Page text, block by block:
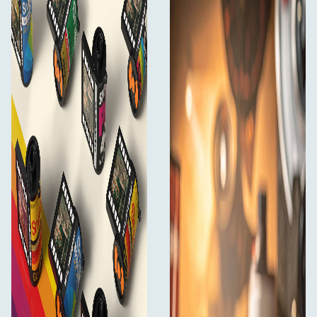
Innhold i esken:
Escura SnapRoll Mini Digital Camera
USB-C-ladekabel/datakabel
Nøkkelringtilbehør